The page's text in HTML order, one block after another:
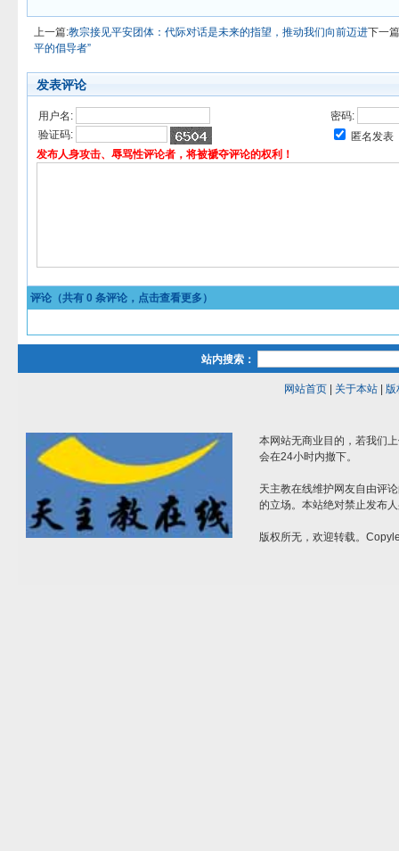
上一篇:教宗接见平安团体：代际对话是未来的指望，推动我们向前迈进下一
平的倡导者”
发表评论
用户名:
密码:
验证码:
匿名发表
发布人身攻击、辱骂性评论者，将被褫夺评论的权利！
评论（共有 0 条评论，点击查看更多）
站内搜索：
网站首页| 关于本站| 版
本网站无商业目的，若我们
会在24小时内撤下。
天主教在线维护网友自由评
的立场。本站绝对禁止发布
版权所无，欢迎转载。